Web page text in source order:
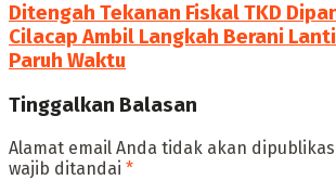
Ditengah Tekanan Fiskal TKD
Cilacap Ambil Langkah Berani
Paruh Waktu
Tinggalkan Balasan
Alamat email Anda tidak akan
wajib ditandai *